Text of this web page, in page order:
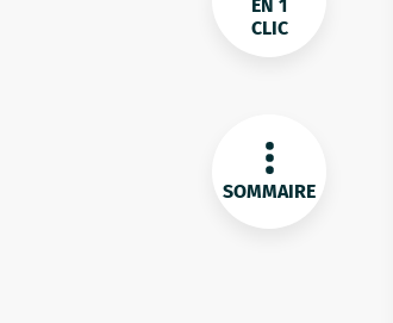
SOMMAIRE
EN 1
CLIC